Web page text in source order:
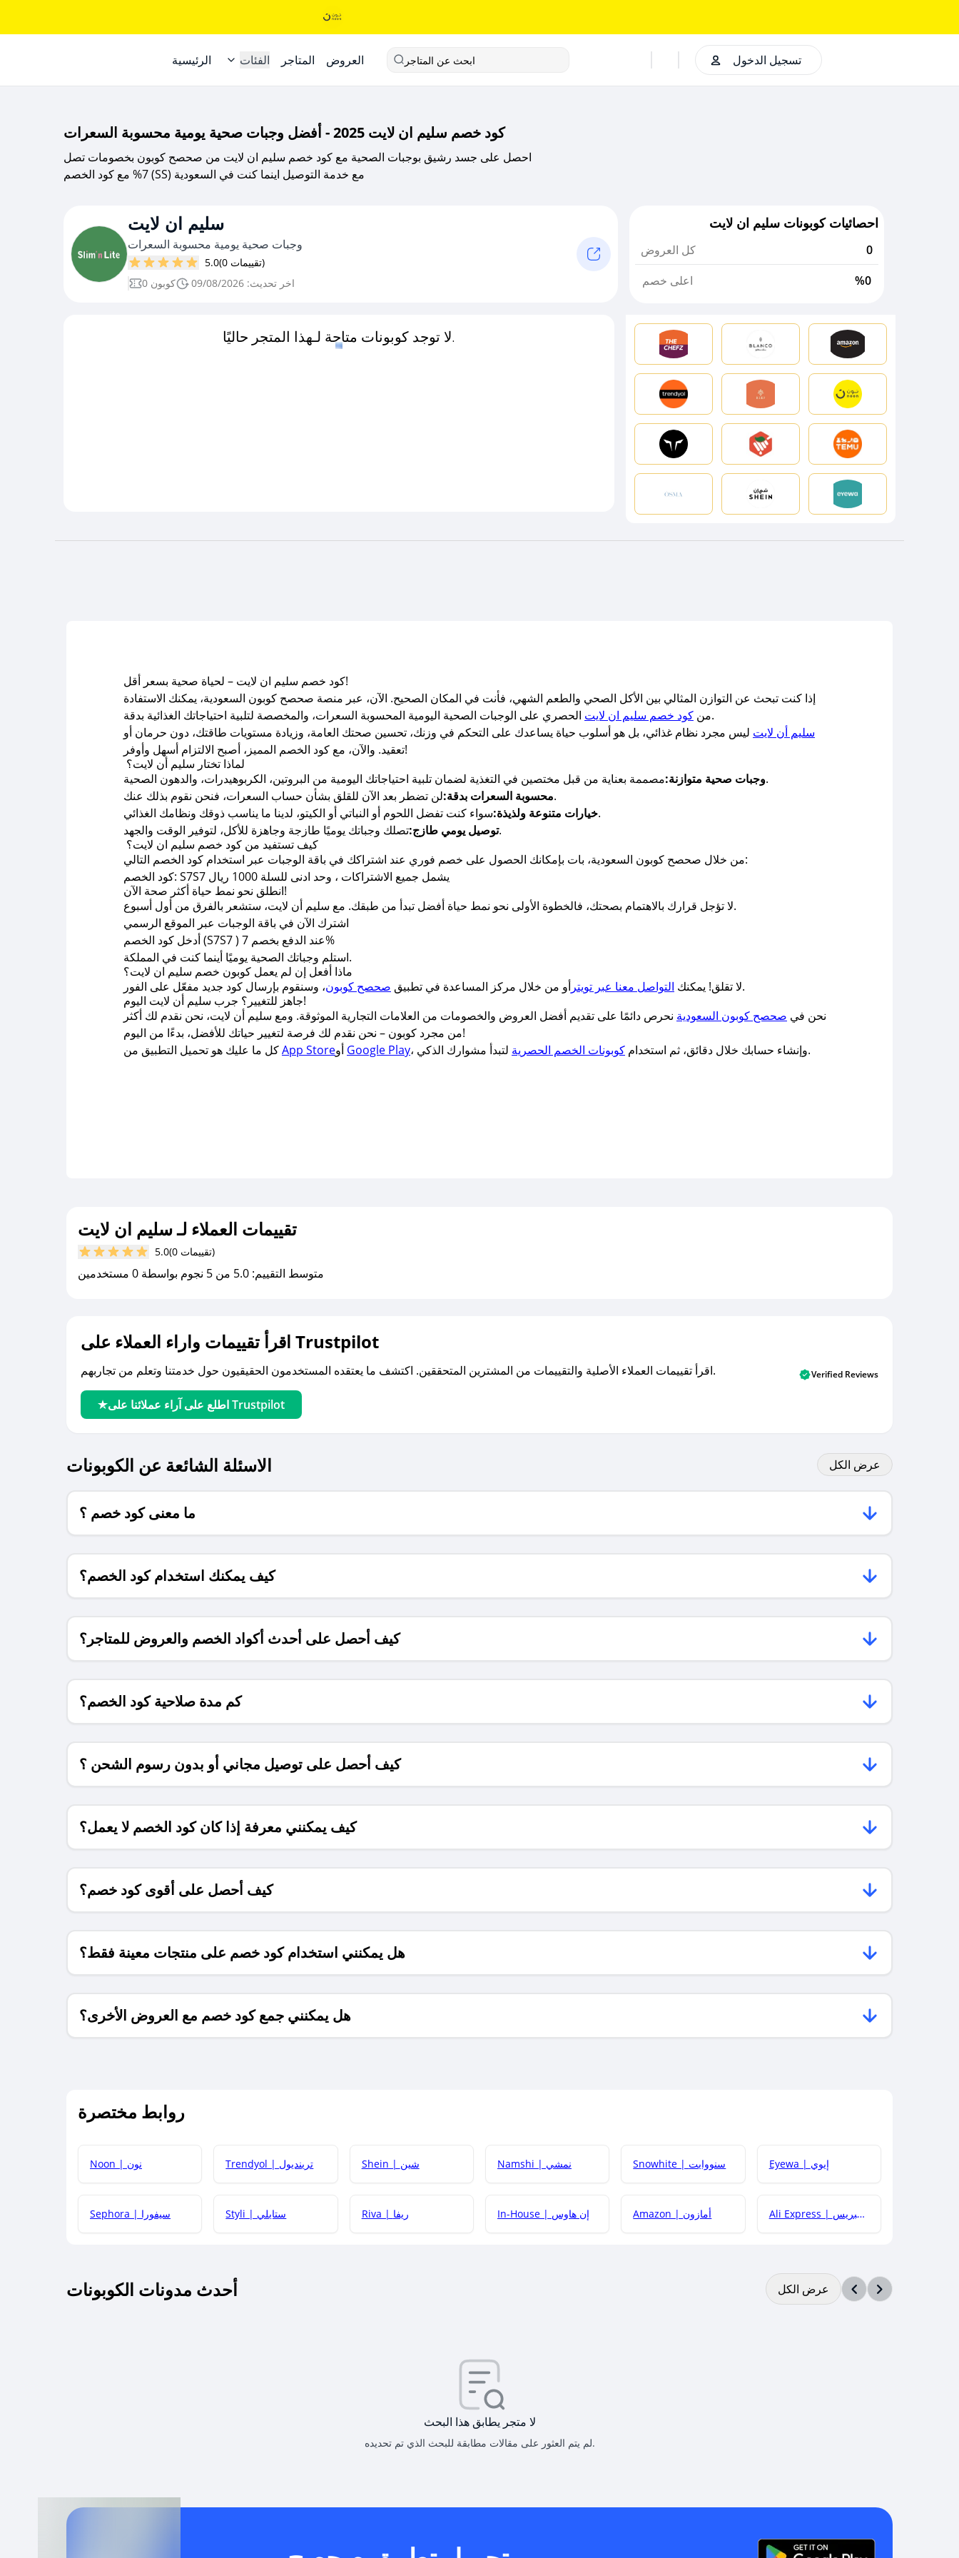
الرئيسية الفئات المتاجر العروض ابحث عن المتاجر تسجيل الدخول
كود خصم سليم ان لايت 2025 - أفضل وجبات صحية يومية محسوبة السعرات
احصل على جسد رشيق بوجبات الصحية مع كود خصم سليم ان لايت من صحصح كوبون بخصومات تصل
7% مع كود الخصم (SS) مع خدمة التوصيل اينما كنت في السعودية
سليم ان لايت
وجبات صحية يومية محسوبة السعرات
5.0
(0 تقييمات)
0 كوبون
اخر تحديث: 09/08/2026
احصائيات كوبونات سليم ان لايت
كل العروض
0
اعلى خصم
%0
لا توجد كوبونات متاحة لـهذا المتجر حاليًا.
كود خصم سليم ان لايت – لحياة صحية بسعر أقل!
إذا كنت تبحث عن التوازن المثالي بين الأكل الصحي والطعم الشهي، فأنت في المكان الصحيح. الآن، عبر منصة صحصح كوبون السعودية، يمكنك الاستفادة
من كود خصم سليم ان لايت
الحصري على الوجبات الصحية اليومية المحسوبة السعرات، والمخصصة لتلبية احتياجاتك الغذائية بدقة.
سليم أن لايت ليس مجرد نظام غذائي، بل هو أسلوب حياة يساعدك على التحكم في وزنك، تحسين صحتك العامة، وزيادة مستويات طاقتك، دون حرمان أو
تعقيد. والآن، مع كود الخصم المميز، أصبح الالتزام أسهل وأوفر!
لماذا تختار سليم أن لايت؟
وجبات صحية متوازنة:مصممة بعناية من قبل مختصين في التغذية لضمان تلبية احتياجاتك اليومية من البروتين، الكربوهيدرات، والدهون الصحية.
محسوبة السعرات بدقة:لن تضطر بعد الآن للقلق بشأن حساب السعرات، فنحن نقوم بذلك عنك.
خيارات متنوعة ولذيذة:سواء كنت تفضل اللحوم أو النباتي أو الكيتو، لدينا ما يناسب ذوقك ونظامك الغذائي.
توصيل يومي طازج:تصلك وجباتك يوميًا طازجة وجاهزة للأكل، لتوفير الوقت والجهد.
كيف تستفيد من كود خصم سليم ان لايت؟
من خلال صحصح كوبون السعودية، بات بإمكانك الحصول على خصم فوري عند اشتراكك في باقة الوجبات عبر استخدام كود الخصم التالي:
كود الخصم: S7S7 يشمل جميع الاشتراكات ، وحد ادنى للسلة 1000 ريال
انطلق نحو نمط حياة أكثر صحة الآن!
لا تؤجل قرارك بالاهتمام بصحتك، فالخطوة الأولى نحو نمط حياة أفضل تبدأ من طبقك. مع سليم أن لايت، ستشعر بالفرق من أول أسبوع.
اشترك الآن في باقة الوجبات عبر الموقع الرسمي
أدخل كود الخصم (S7S7 ) عند الدفع بخصم 7%
استلم وجباتك الصحية يوميًا أينما كنت في المملكة.
لا تقلق! يمكنك التواصل معنا عبر تويتر أو من خلال مركز المساعدة في تطبيق صحصح كوبون
، وسنقوم بإرسال كود جديد مفعّل على الفور.
جاهز للتغيير؟ جرب سليم أن لايت اليوم!
نحن في صحصح كوبون السعودية نحرص دائمًا على تقديم أفضل العروض والخصومات من العلامات التجارية الموثوقة. ومع سليم أن لايت، نحن نقدم لك أكثر
من مجرد كوبون – نحن نقدم لك فرصة لتغيير حياتك للأفضل، بدءًا من اليوم!
App Store Google Play ، وإنشاء حسابك خلال دقائق، ثم استخدام كوبونات الخصم الحصرية لتبدأ مشوارك الذكي.
تقييمات العملاء لـ سليم ان لايت
5.0 (0 تقييمات)
متوسط التقييم: 5.0 من 5 نجوم بواسطة 0 مستخدمين
اقرأ تقييمات واراء العملاء على Trustpilot
اقرأ تقييمات العملاء الأصلية والتقييمات من المشترين المتحققين. اكتشف ما يعتقده المستخدمون الحقيقيون حول خدمتنا وتعلم من تجاربهم.
اطلع على آراء عملائنا على Trustpilot
Verified Reviews
الاسئلة الشائعة عن الكوبونات عرض الكل
ما معنى كود خصم ؟
كيف يمكنك استخدام كود الخصم؟
كيف أحصل على أحدث أكواد الخصم والعروض للمتاجر؟
كم مدة صلاحية كود الخصم؟
كيف أحصل على توصيل مجاني أو بدون رسوم الشحن ؟
كيف يمكنني معرفة إذا كان كود الخصم لا يعمل؟
كيف أحصل على أقوى كود خصم؟
هل يمكنني استخدام كود خصم على منتجات معينة فقط؟
هل يمكنني جمع كود خصم مع العروض الأخرى؟
روابط مختصرة
Noon | نون Trendyol | ترينديول Shein | شين Namshi | نمشي Snowhite | سنووايت Eyewa | إيوي
Sephora | سيفورا Styli | ستايلي Riva | ريفا In-House | إن هاوس Amazon | أمازون Ali Express | علي إكسبريس
أحدث مدونات الكوبونات عرض الكل
لا متجر يطابق هذا البحث
لم يتم العثور على مقالات مطابقة للبحث الذي تم تحديده.